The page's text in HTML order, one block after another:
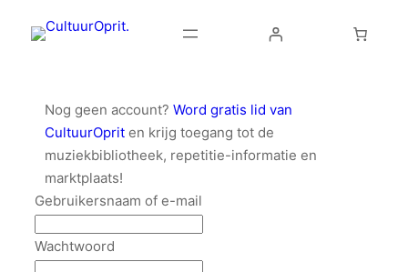
Nog geen account? Word gratis lid van
CultuurOprit en krijg toegang tot de
muziekbibliotheek, repetitie-informatie en
marktplaats!
Gebruikersnaam of e-mail
Wachtwoord